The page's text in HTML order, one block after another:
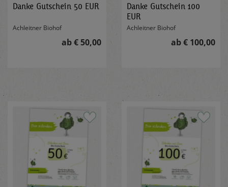
Danke Gutschein 50 EUR
Achleitner Biohof
ab € 50,00
Danke Gutschein 100
EUR
Achleitner Biohof
ab € 100,00